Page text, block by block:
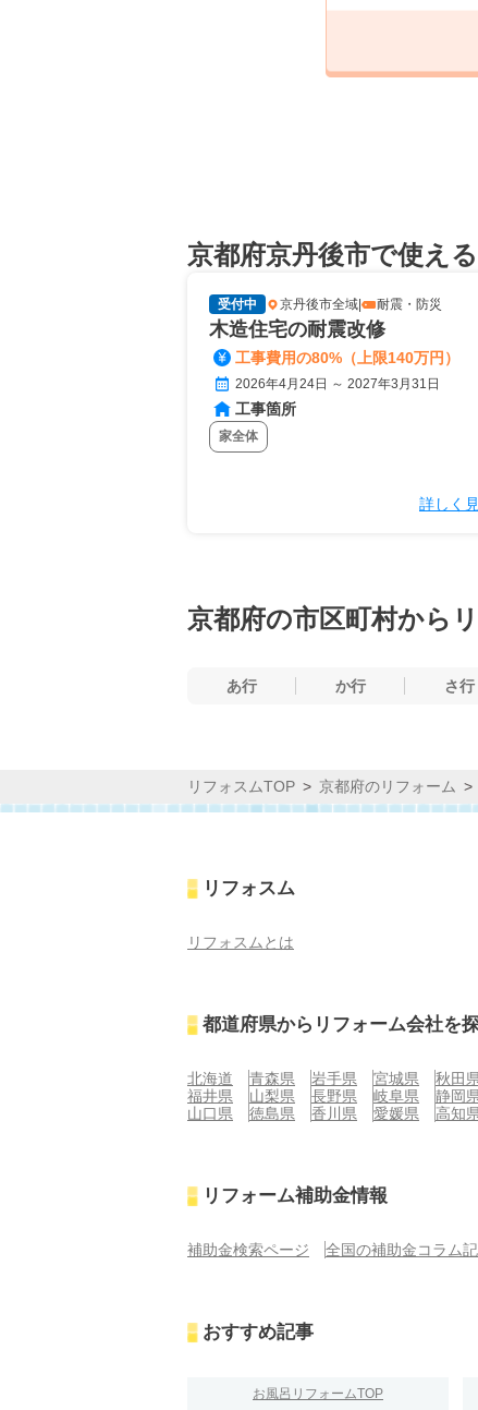
京都府京丹後市で使え
受付中 京丹後市全域 耐震・防災
木造住宅の耐震改修
工事費用の80%（上限140万円）
2026年4月24日 ～ 2027年3月31日
工事箇所
家全体
詳しく
京都府の市区町村から
あ行 か行 さ行
リフォスムTOP 京都府のリフォーム
リフォスム
リフォスムとは
都道府県からリフォーム会社を
北海道 青森県 岩手県 宮城県 秋田
福井県
山梨県 長野県 岐阜県 静岡
山口県
徳島県 香川県 愛媛県 高知
リフォーム補助金情報
補助金検索ページ 全国の補助金コラム
おすすめ記事
お風呂リフォームTOP